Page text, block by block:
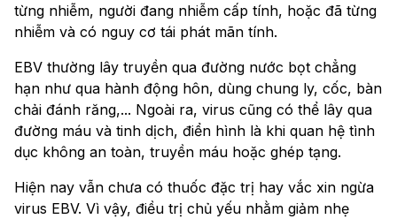
từng nhiễm, người đang nhiễm cấp tính, hoặc đã từng
nhiễm và có nguy cơ tái phát mãn tính.
EBV thường lây truyền qua đường nước bọt chẳng
hạn như qua hành động hôn, dùng chung ly, cốc, bàn
chải đánh răng,... Ngoài ra, virus cũng có thể lây qua
đường máu và tinh dịch, điển hình là khi quan hệ tình
dục không an toàn, truyền máu hoặc ghép tạng.
Hiện nay vẫn chưa có thuốc đặc trị hay vắc xin ngừa
virus EBV. Vì vậy, điều trị chủ yếu nhằm giảm nhẹ